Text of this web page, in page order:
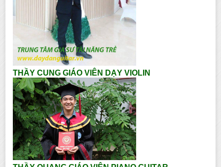
THẦY CUNG GIÁO VIÊN DẠY VIOLIN